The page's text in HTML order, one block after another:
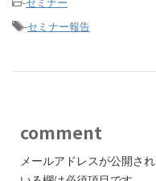
-セミナー
-セミナー報告
comment
メールアドレスが公開さ